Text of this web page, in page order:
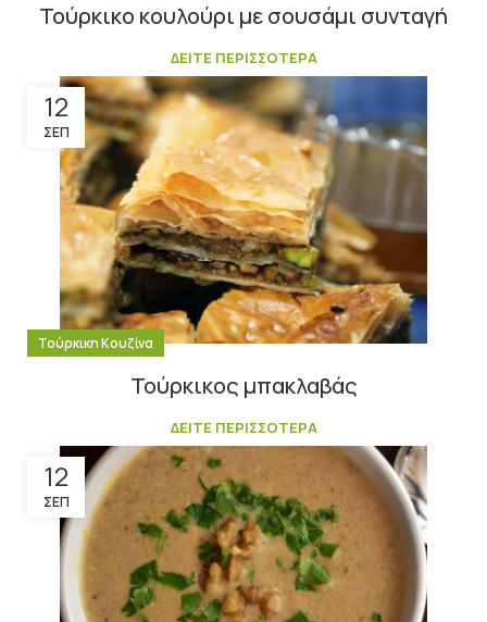
Τούρκικο κουλούρι με σουσάμι συνταγή
ΔΕΙΤΕ ΠΕΡΙΣΣΟΤΕΡΑ
12
ΣΕΠ
Τούρκικη Κουζίνα
Τούρκικος μπακλαβάς
ΔΕΙΤΕ ΠΕΡΙΣΣΟΤΕΡΑ
12
ΣΕΠ